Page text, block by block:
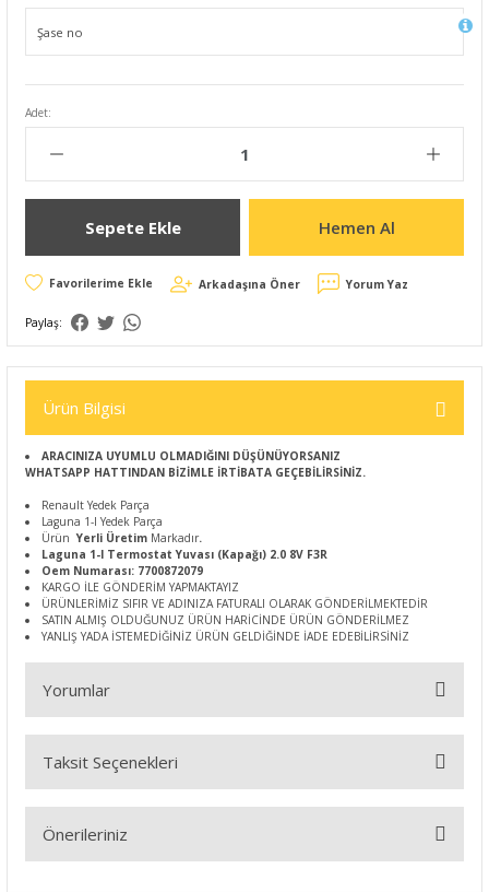
Adet:
Sepete Ekle Hemen Al
Arkadaşına Öner Yorum Yaz
Paylaş:
Ürün Bilgisi
ARACINIZA UYUMLU OLMADIĞINI DÜŞÜNÜYORSANIZ
WHATSAPP HATTINDAN BİZİMLE İRTİBATA GEÇEBİLİRSİNİZ.
Renault Yedek Parça
Laguna 1-I Yedek Parça
Ürün Yerli Üretim Markadır.
Laguna 1-I Termostat Yuvası (Kapağı) 2.0 8V F3R
Oem Numarası: 7700872079
KARGO İLE GÖNDERİM YAPMAKTAYIZ
ÜRÜNLERİMİZ SIFIR VE ADINIZA FATURALI OLARAK GÖNDERİLMEKTEDİR
SATIN ALMIŞ OLDUĞUNUZ ÜRÜN HARİCİNDE ÜRÜN GÖNDERİLMEZ
YANLIŞ YADA İSTEMEDİĞİNİZ ÜRÜN GELDİĞİNDE İADE EDEBİLİRSİNİZ
Yorumlar
Bu ürüne ilk yorumu siz yapın!
Taksit Seçenekleri
Önerileriniz